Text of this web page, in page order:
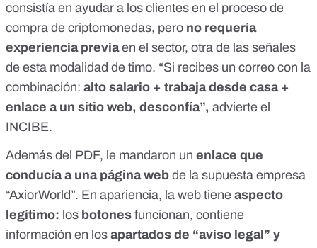
consistía en ayudar a los clientes en el proceso de
compra de criptomonedas, pero no requería
experiencia previaen el sector, otra de las señales
de esta modalidad de timo. “Si recibes un correo con la
combinación: alto salario + trabaja desde casa +
enlace a un sitio web, desconfía”, advierte el
INCIBE.
Además del PDF, le mandaron un enlace que
conducía a una página web de la supuesta empresa
“AxiorWorld”. En apariencia, la web tiene aspecto
legítimo: los botones funcionan, contiene
información en los apartados de “aviso legal” y